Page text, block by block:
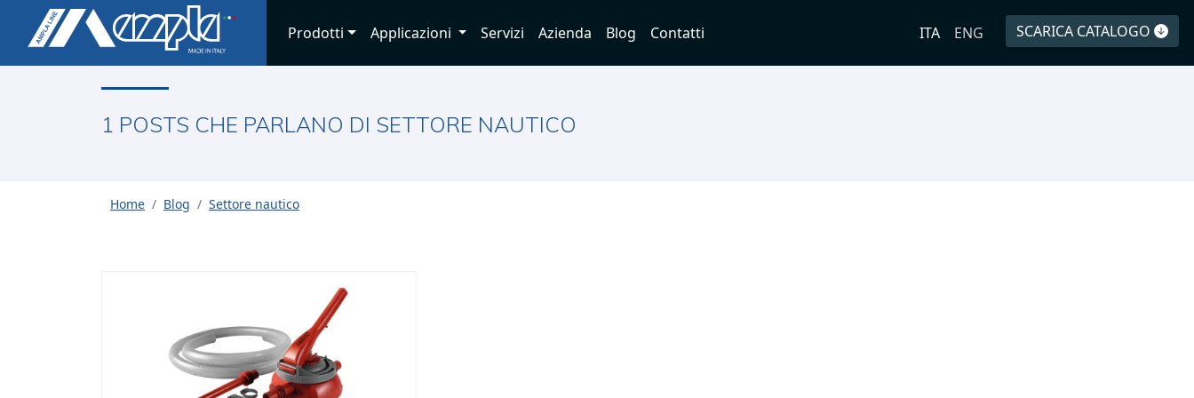
Prodotti Applicazioni Servizi Azienda Blog Contatti ITA ENG SCARICA CATALOGO
1 POSTS CHE PARLANO DI SETTORE NAUTICO
Home Blog Settore nautico